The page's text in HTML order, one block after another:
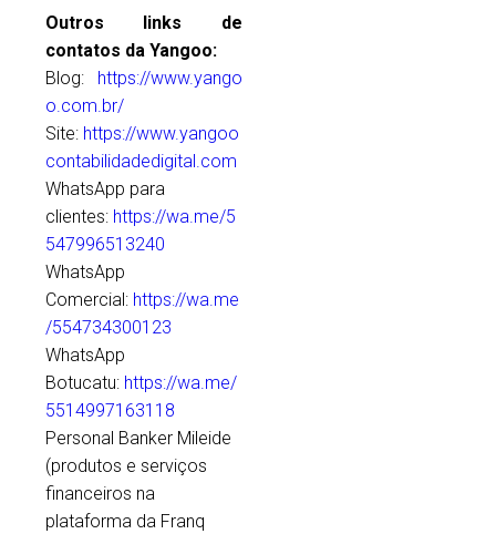
Outros links de
contatos da Yangoo:
Blog:
https://www.yango
o.com.br/
Site: https://www.yangoo
contabilidadedigital.com
WhatsApp para
clientes: https://wa.me/5
547996513240
WhatsApp
Comercial: https://wa.me
/554734300123
WhatsApp
Botucatu: https://wa.me/
5514997163118
Personal Banker Mileide
(produtos e serviços
financeiros na
plataforma da Franq